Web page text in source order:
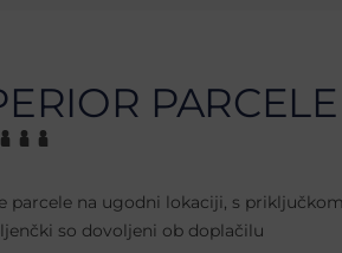
PARCELE
parcele na ugodni lokaciji, s
so dovoljeni ob doplačilu